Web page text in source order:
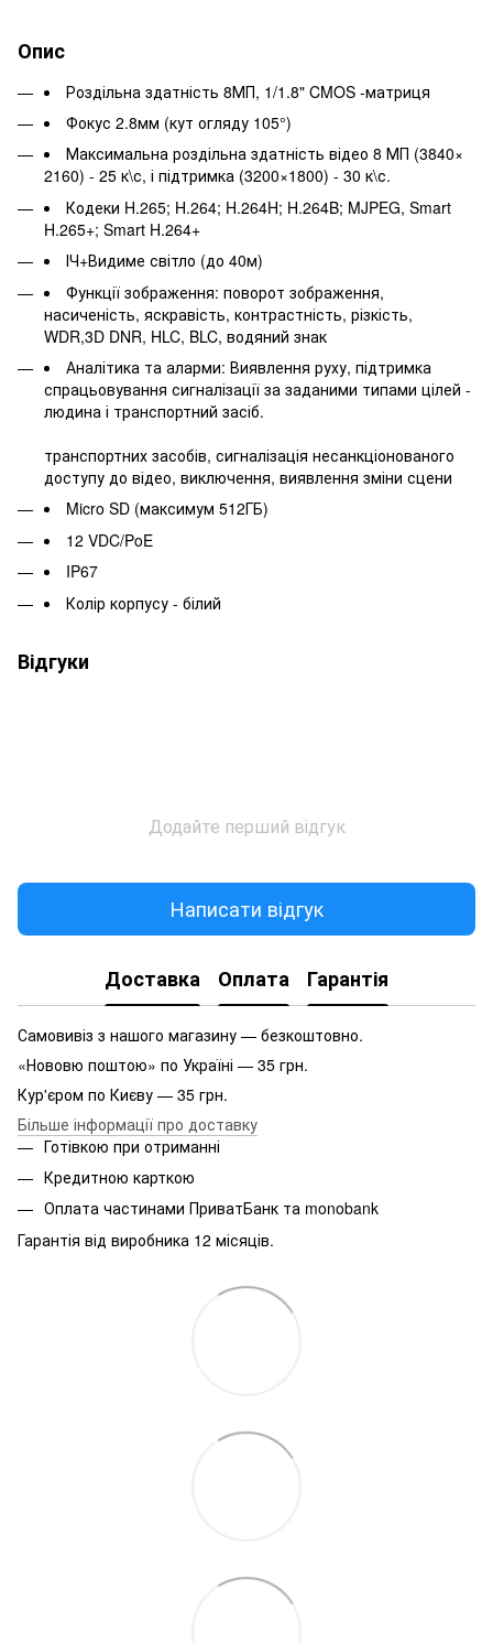
Опис
Роздільна здатність 8МП, 1/1.8" CMOS -матриця
Фокус 2.8мм (кут огляду 105°)
Максимальна роздільна здатність відео 8 МП (3840×
2160) - 25 к\с, і підтримка (3200×1800) - 30 к\с.
Кодеки H.265; H.264; H.264H; H.264B; MJPEG, Smart
H.265+; Smart H.264+
ІЧ+Видиме світло (до 40м)
Функції зображення: поворот зображення,
насиченість, яскравість, контрастність, різкість,
WDR,3D DNR, HLC, BLC, водяний знак
Аналітика та аларми: Виявлення руху, підтримка
спрацьовування сигналізації за заданими типами цілей -
людина і транспортний засіб.
транспортних засобів, сигналізація несанкціонованого
доступу до відео, виключення, виявлення зміни сцени
Micro SD (максимум 512ГБ)
12 VDC/PoE
IP67
Колір корпусу - білий
Відгуки
Додайте перший відгук
Написати відгук
Доставка Оплата Гарантія
Самовивіз з нашого магазину — безкоштовно.
«Нововю поштою» по Україні — 35 грн.
Кур'єром по Києву — 35 грн.
Більше інформації про доставку
Готівкою при отриманні
Кредитною карткою
Оплата частинами ПриватБанк та monobank
Гарантія від виробника 12 місяців.